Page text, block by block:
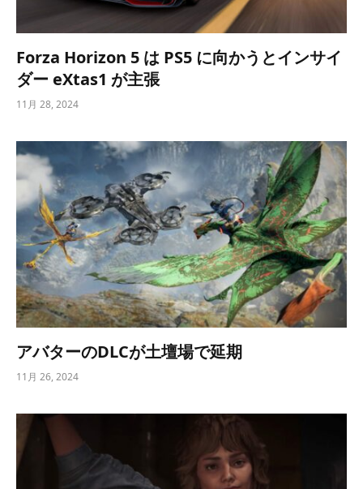
Forza Horizo​​n 5 は PS5 に向かうとインサイ
ダー eXtas1 が主張
11月 28, 2024
アバターのDLCが土壇場で延期
11月 26, 2024